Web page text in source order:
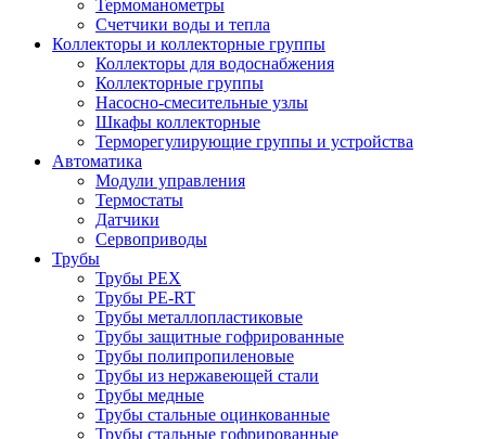
Термоманометры
Счетчики воды и тепла
Коллекторы и коллекторные группы
Коллекторы для водоснабжения
Коллекторные группы
Насосно-смесительные узлы
Шкафы коллекторные
Терморегулирующие группы и устройства
Автоматика
Модули управления
Термостаты
Датчики
Сервоприводы
Трубы
Трубы PEX
Трубы PE-RT
Трубы металлопластиковые
Трубы защитные гофрированные
Трубы полипропиленовые
Трубы из нержавеющей стали
Трубы медные
Трубы стальные оцинкованные
Трубы стальные гофрированные